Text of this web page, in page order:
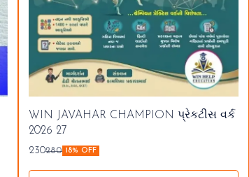
⭐ Bestseller
🤩 Trending
WIN JAVAHAR CHAMPION પ્રેકટીસ વર્ક
2026 27
230280 18% OFF